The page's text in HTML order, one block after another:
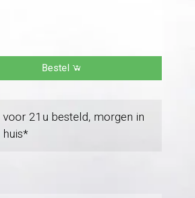
Bestel
voor 21u besteld, morgen in
huis*